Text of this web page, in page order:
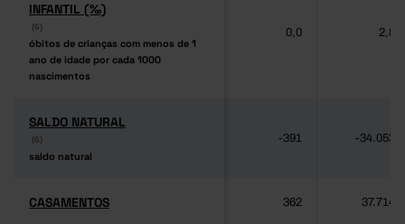
INFANTIL (‰)
(6)
óbitos de crianças com menos de 1
ano de idade por cada 1000
nascimentos
INFANTIL (‰)
(6)
óbitos de crianças com menos de 1
ano de idade por cada 1000
nascimentos
0,0 2,8
SALDO NATURAL
(6)
saldo natural
SALDO NATURAL
(6)
saldo natural
-391 -34.053
CASAMENTOS
CASAMENTOS 362 37.714